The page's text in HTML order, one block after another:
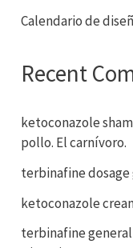
Calendario de
Recent
ketoconazole
pollo. El carnívoro.
terbinafine dosage
ketoconazole
terbinafine